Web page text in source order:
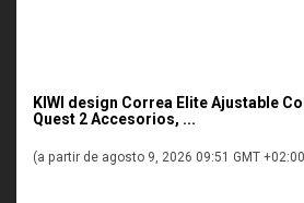
KIWI design Correa Elite Ajustable
Quest 2 Accesorios, ...
(a partir de agosto 9, 2026 09:51 GMT